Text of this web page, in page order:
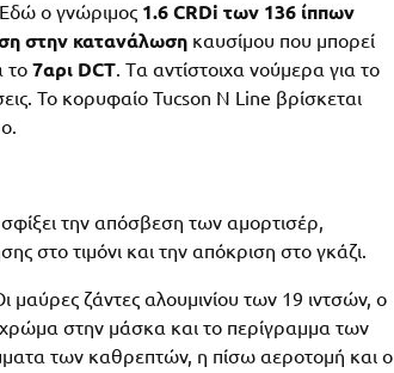
ο γνώριμος 1.6 CRDi των 136 ίππων
στην κατανάλωση καυσίμου που μπορεί
το 7αρι DCT. Tα αντίστοιχα νούμερα για το
To κορυφαίο Tucson N Line βρίσκεται
την απόσβεση των αμορτισέρ,
στο τιμόνι και την απόκριση στο γκάζι.
ζάντες αλουμινίου των 19 ιντσών, ο
στην μάσκα και το περίγραμμα των
των καθρεπτών, η πίσω αεροτομή και ο